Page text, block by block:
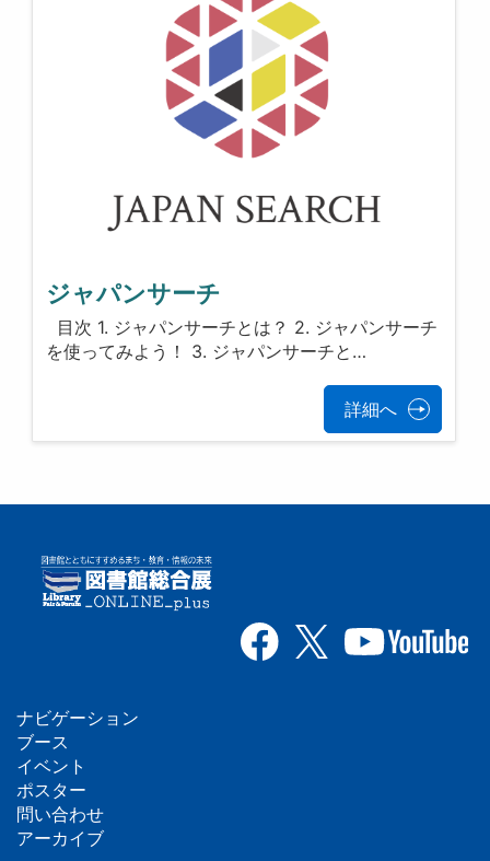
ジャパンサーチ
目次 1. ジャパンサーチとは？ 2. ジャパンサーチ
を使ってみよう！ 3. ジャパンサーチと…
詳細へ
フ
ッ
タ
ナビゲーション
ブース
イベント
ポスター
問い合わせ
アーカイブ